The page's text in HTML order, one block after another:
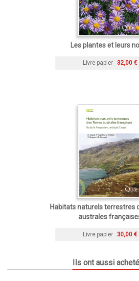
Les plantes et leurs
Livre papier 32,00 €
Habitats naturels terrestres
australes
Livre papier 30,00 €
Ils ont aussi acheté